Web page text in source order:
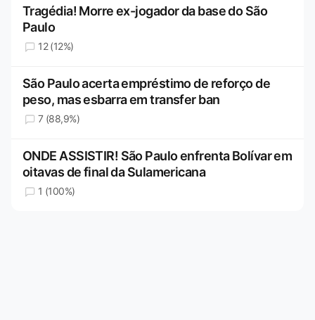
Tragédia! Morre ex-jogador da base do São
Paulo
12 (12%)
São Paulo acerta empréstimo de reforço de
peso, mas esbarra em transfer ban
7 (88,9%)
ONDE ASSISTIR! São Paulo enfrenta Bolívar em
oitavas de final da Sulamericana
1 (100%)